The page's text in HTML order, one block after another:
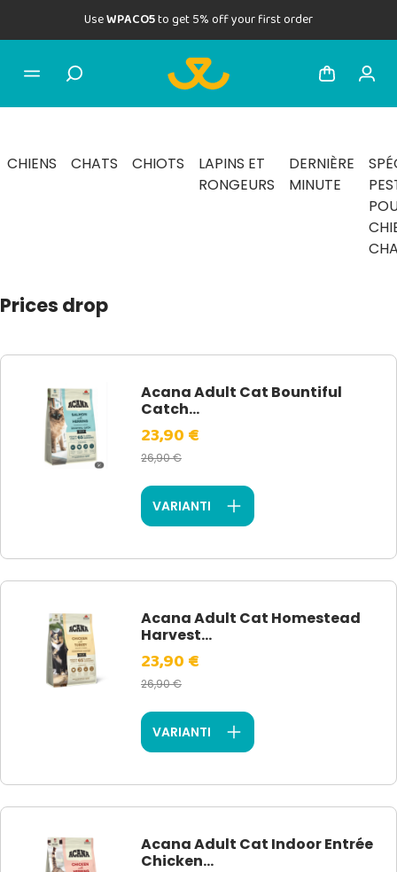
UseWPACO5to get 5% off your first order
CHIENS CHATS CHIOTS
LAPINS ET
RONGEURS
DERNIÈRE
MINUTE
Prices drop
Acana Adult Cat Bountiful
Catch...
23,90 €
26,90 €
VARIANTI
Acana Adult Cat Homestead
Harvest...
23,90 €
26,90 €
VARIANTI
Acana Adult Cat Indoor Entrée
Chicken...